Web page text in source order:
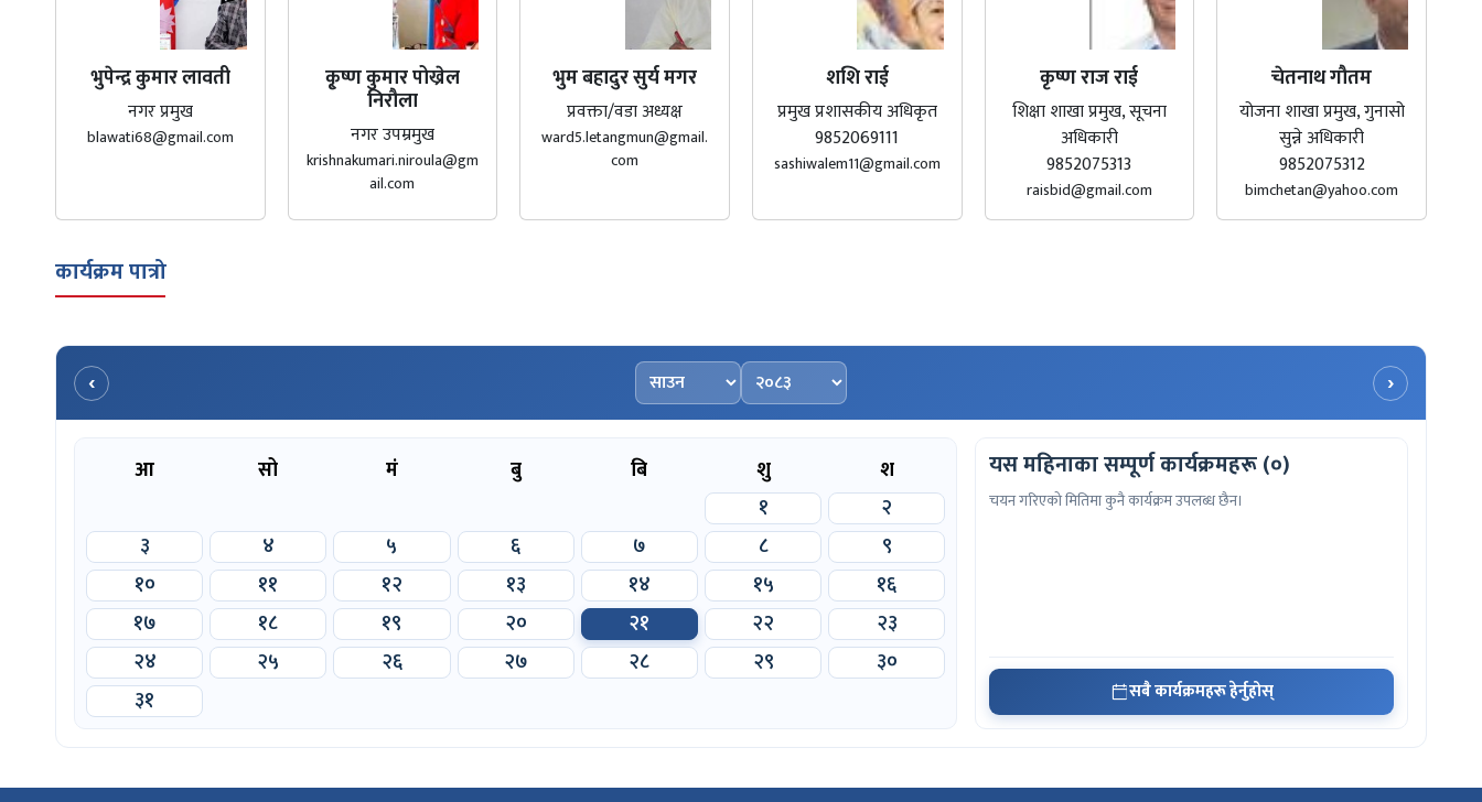
भुपेन्द्र कुमार लावती
नगर प्रमुख
blawati68@gmail.com
कृ्ष्ण कुमार पोख्रेल
निरौला
नगर उपम्रमुख
krishnakumari.niroula@gm
ail.com
भुम बहादुर सुर्य मगर
प्रवक्ता/वडा अध्यक्ष
ward5.letangmun@gmail.
com
शशि राई
प्रमुख प्रशासकीय अधिकृत
9852069111
sashiwalem11@gmail.com
कृष्ण राज राई
शिक्षा शाखा प्रमुख, सूचना
अधिकारी
9852075313
raisbid@gmail.com
चेतनाथ गौतम
योजना शाखा प्रमुख, गुनासो
सुन्ने अधिकारी
9852075312
bimchetan@yahoo.com
कार्यक्रम पात्रो
‹ महिना चयन गर्नुहोस्
वर्ष चयन गर्नुहोस् ›
आ सो मं बु बि शु
श
१
२
३
४ ५ ६ ७ ८
९
१०
११ १२ १३ १४ १५
१६
१७
१८ १९ २० २१ २२
२३
२४
२५ २६ २७ २८ २९
३०
३१
यस महिनाका सम्पूर्ण कार्यक्रमहरू (०)
चयन गरिएको मितिमा कुनै कार्यक्रम उपलब्ध छैन।
सबै कार्यक्रमहरू हेर्नुहोस्